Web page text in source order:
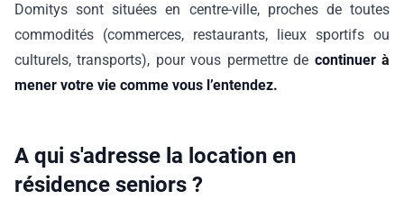
Domitys sont situées en centre-ville, proches de toutes
commodités (commerces, restaurants, lieux sportifs ou
culturels, transports), pour vous permettre de continuer à
mener votre vie comme vous l’entendez.
A qui s'adresse la location en
résidence seniors ?